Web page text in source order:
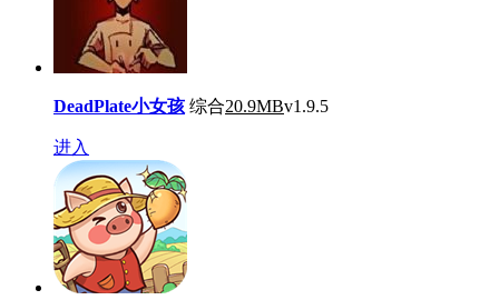
DeadPlate小女孩 综合20.9MBv1.9.5
进入